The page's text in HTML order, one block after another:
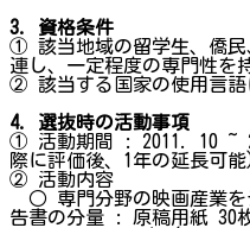
3. 資格条件
① 該当地域の留学生、僑民
連し、一定程度の専門性を
② 該当する国家の使用言語
4. 選抜時の活動事項
① 活動期間 : 2011. 10 ~
際に評価後、1年の延長可
② 活動内容
○ 専門分野の映画産業を
告書の分量 : 原稿用紙 30